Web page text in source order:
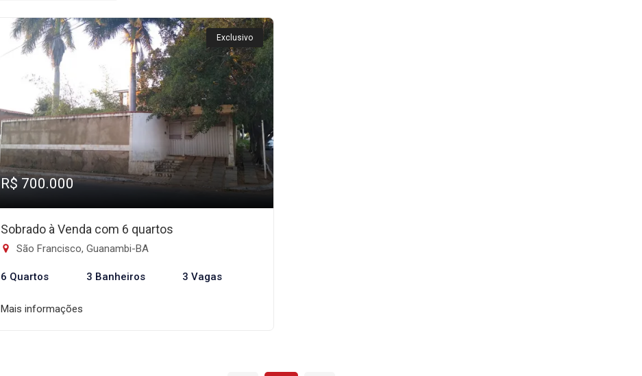
Exclusivo
R$ 700.000
Sobrado à Venda com 6 quartos
São Francisco, Guanambi-BA
6 Quartos 3 Banheiros 3 Vagas
Mais informações